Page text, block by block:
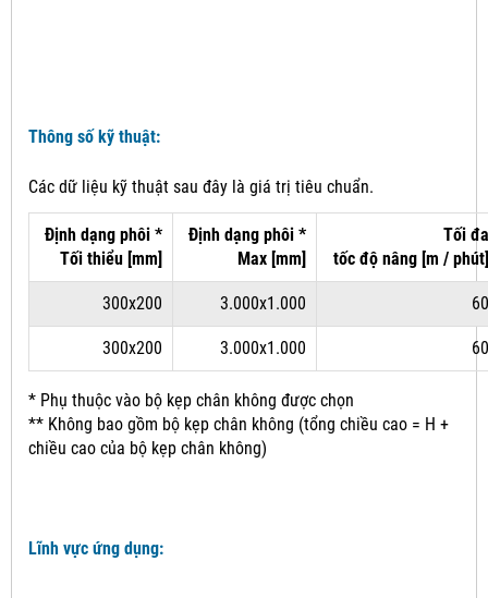
Thông số kỹ thuật:
Các dữ liệu kỹ thuật sau đây là giá trị tiêu chuẩn.
Định dạng phôi *
Tối thiểu [mm]
Định dạng phôi *
Max [mm]
Tối đa
tốc độ nâng [m / phút]
300x200 3.000x1.000 60
300x200 3.000x1.000 60
* Phụ thuộc vào bộ kẹp chân không được chọn
** Không bao gồm bộ kẹp chân không (tổng chiều cao = H +
chiều cao của bộ kẹp chân không)
Lĩnh vực ứng dụng: